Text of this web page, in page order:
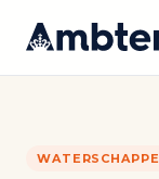
inhoud